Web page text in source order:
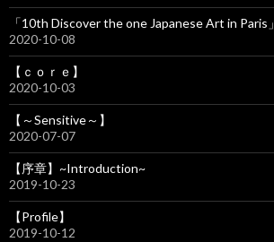
「10th Discover the one Japanese Art in Paris」
2020-10-08
【ｃｏｒｅ】
2020-10-03
【～Sensitive～】
2020-07-07
【序章】~Introduction~
2019-10-23
【Profile】
2019-10-12